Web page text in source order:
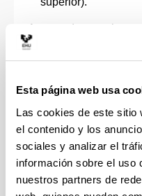
Esta página web usa
Las cookies de este sitio
el contenido y los
sociales y analizar el
información sobre el uso
nuestros partners de
A pesar de que
linguístico; en algunos
con el nivel. Para ello,
defecto, se realizará
diciembre de 2025
5. SELECCIÓN Y
El alumnado que
recibirá un correo